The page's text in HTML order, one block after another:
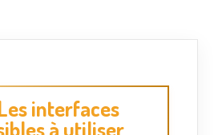
interfaces
à utiliser